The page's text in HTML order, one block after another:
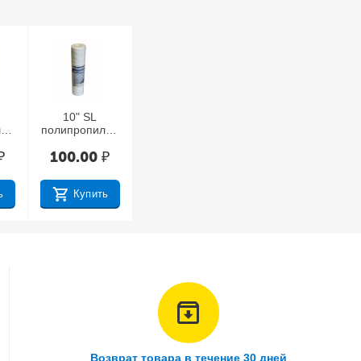
10" SL
полипропилен
мкр
100.00 ₽
Купить
Возврат товара в течение 30 дней